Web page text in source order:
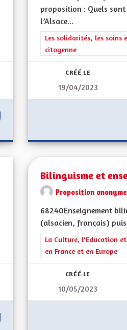
écologiques,
BEBBI SACKLI INITIATIVE FER S‘ELSASS
SACK ET BEBBI SACKLI
proposition : Quels
l’Alsace...
Filtrer les résultats de la
Les solidarités, les
citoyenne
CRÉÉ LE
19/04/2023
le rayonnement de l'Alsace en
L’ESPACE PUBLIC
DANS L’ESPACE PUBLIC
Bilinguisme et
Proposition anonyme
68240Enseignement
(alsacien, français)
Filtrer les résultats de la
La Culture, l'Education
en France et en Europe
CRÉÉ LE
10/05/2023